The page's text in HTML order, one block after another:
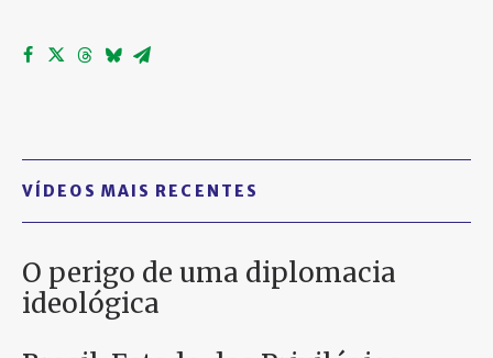
VÍDEOS MAIS RECENTES
O perigo de uma diplomacia
ideológica